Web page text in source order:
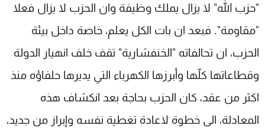
"حزب الله" لا يزال يملك وظيفة وان الحزب لا يزال فعلا
"مقاومة". فبعد ان بات الكل يعلم، خاصة داخل بيئة
الحزب، ان تحالفاته "الخنفشارية" تقف خلف انهيار الدولة
وقطاعاتها كلّها وأبرزها الكهرباء التي يديرها حلفاؤه منذ
اكثر من عقد، كان الحزب بحاجة بعد انكشاف هذه
المعادلة، الى خطوة لاعادة تغطية نفسه وإبراز من جديد،